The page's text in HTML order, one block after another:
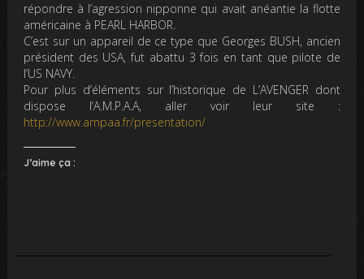
répondre à l’agression nipponne qui avait anéantie la flotte
américaine à PEARL HARBOR.
C’est sur un appareil de ce type que Georges BUSH, ancien
président des USA, fut abattu 3 fois en tant que pilote de
l’US NAVY.
Pour plus d’éléments sur l’historique de L’AVENGER dont
dispose l’A.M.P.A.A, aller voir leur site :
http://www.ampaa.fr/presentation/
J’aime ça :